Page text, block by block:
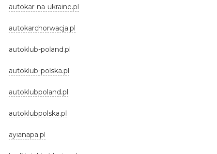
autokar-na-ukraine.pl
autokarchorwacja.pl
autoklub-poland.pl
autoklub-polska.pl
autoklubpoland.pl
autoklubpolska.pl
ayianapa.pl